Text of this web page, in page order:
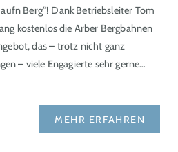
Berg“! Dank Betriebsleiter Tom
kostenlos die Arber Bergbahnen
das – trotz nicht ganz
– viele Engagierte sehr gerne…
MEHR ERFAHREN